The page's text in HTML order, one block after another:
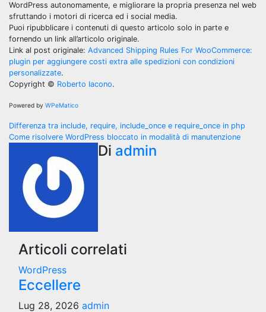
WordPress autonomamente, e migliorare la propria presenza nel web
sfruttando i motori di ricerca ed i social media.
Puoi ripubblicare i contenuti di questo articolo solo in parte e
fornendo un link all’articolo originale.
Link al post originale: Advanced Shipping Rules For WooCommerce:
plugin per aggiungere costi extra alle spedizioni con condizioni
personalizzate.
Copyright © Roberto Iacono.
Powered by WPeMatico
Navigazione
articoli
Differenza tra include, require, include_once e require_once in php
Come risolvere WordPress bloccato in modalità di manutenzione
Di admin
Articoli correlati
WordPress
Eccellere
Lug 28, 2026 admin